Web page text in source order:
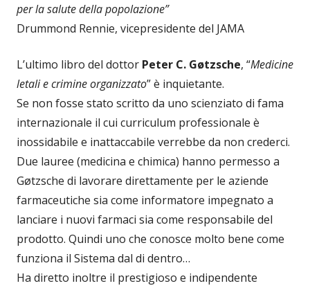
per la salute della popolazione”
Drummond Rennie, vicepresidente del JAMA
L’ultimo libro del dottor Peter C. Gøtzsche, “Medicine
letali e crimine organizzato” è inquietante.
Se non fosse stato scritto da uno scienziato di fama
internazionale il cui curriculum professionale è
inossidabile e inattaccabile verrebbe da non crederci.
Due lauree (medicina e chimica) hanno permesso a
Gøtzsche di lavorare direttamente per le aziende
farmaceutiche sia come informatore impegnato a
lanciare i nuovi farmaci sia come responsabile del
prodotto. Quindi uno che conosce molto bene come
funziona il Sistema dal di dentro…
Ha diretto inoltre il prestigioso e indipendente